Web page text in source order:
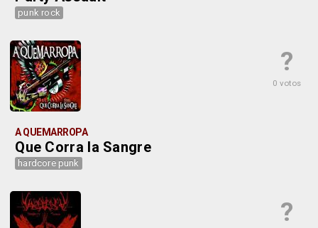
punk rock
?
0 votos
A QUEMARROPA
Que Corra la Sangre
hardcore punk
?